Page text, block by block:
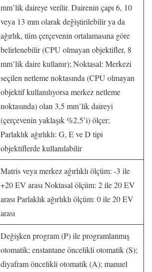
mm’lik daireye verilir. Dairenin çapı 6, 10
veya 13 mm olarak değiştirilebilir ya da
ağırlık, tüm çerçevenin ortalamasına göre
belirlenebilir (CPU olmayan objektifler, 8
mm’lik daire kullanır); Noktasal: Merkezi
seçilen netleme noktasında (CPU olmayan
objektif kullanılıyorsa merkez netleme
noktasında) olan 3,5 mm’lik daireyi
(çerçevenin yaklaşık %2,5’i) ölçer;
Parlaklık ağırlıklı: G, E ve D tipi
objektiflerde kullanılabilir
Matris veya merkez ağırlıklı ölçüm: -3 ile
+20 EV arası Noktasal ölçüm: 2 ile 20 EV
arası Parlaklık ağırlıklı ölçüm: 0 ile 20 EV
arası
Değişken program (P) ile programlanmış
otomatik; enstantane öncelikli otomatik (S);
diyafram öncelikli otomatik (A); manuel